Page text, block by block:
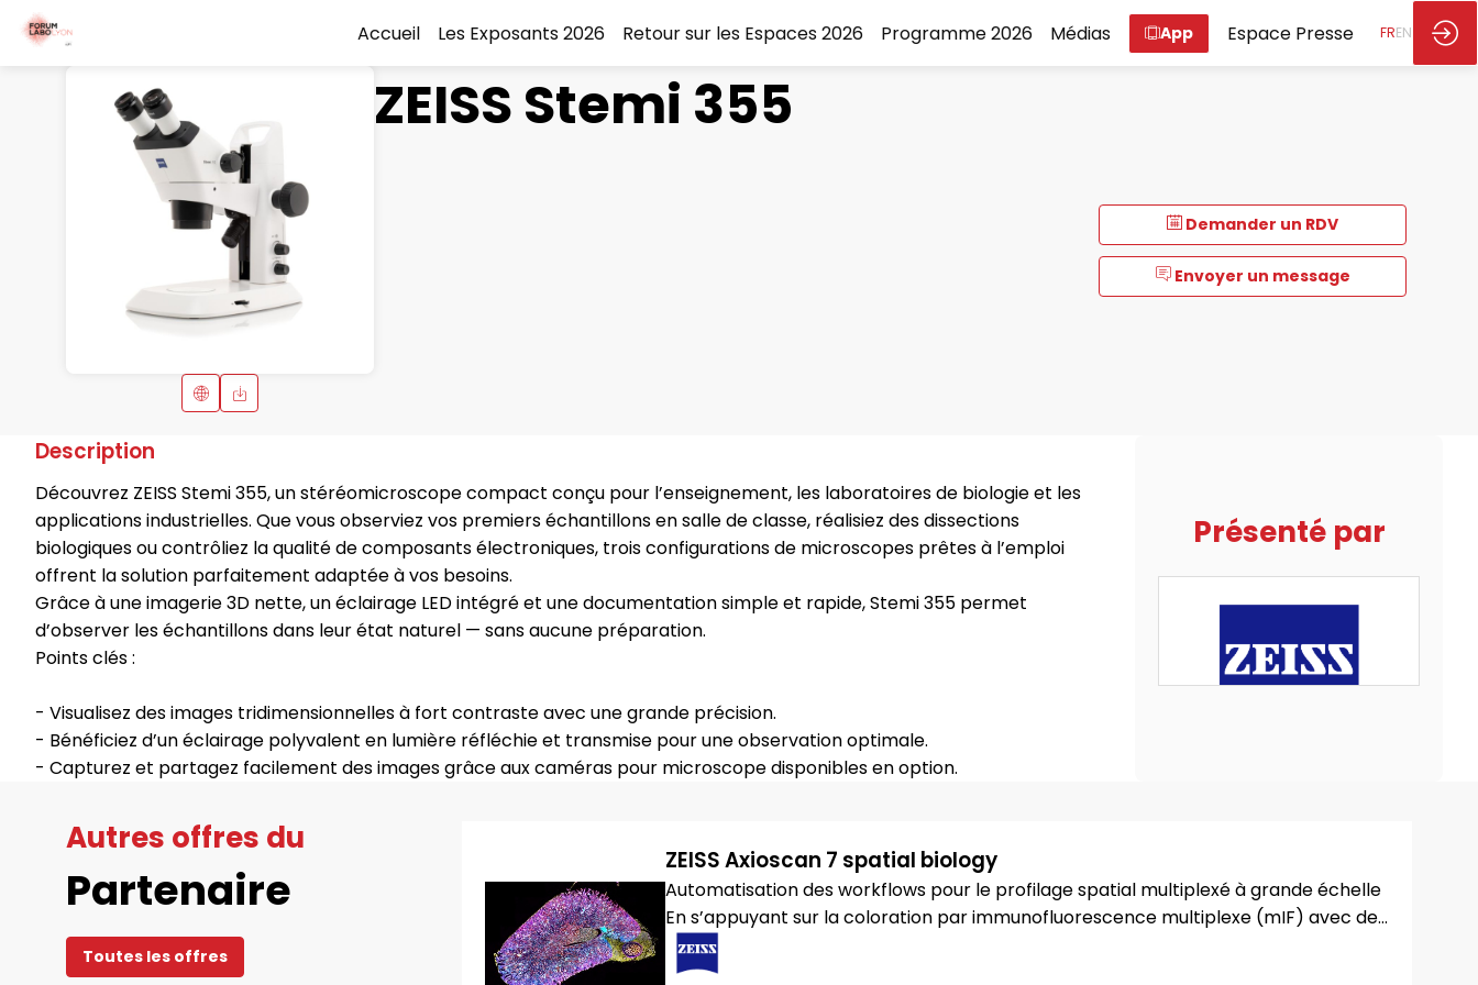
Accueil Les Exposants 2026 Retour sur les Espaces 2026 Programme 2026 Médias App Espace Presse FREN
Demander un RDV
Envoyer un message
ZEISS Stemi 355
Description
Découvrez ZEISS Stemi 355, un stéréomicroscope compact conçu pour l’enseignement, les laboratoires de biologie et les
applications industrielles. Que vous observiez vos premiers échantillons en salle de classe, réalisiez des dissections
biologiques ou contrôliez la qualité de composants électroniques, trois configurations de microscopes prêtes à l’emploi
offrent la solution parfaitement adaptée à vos besoins.
Grâce à une imagerie 3D nette, un éclairage LED intégré et une documentation simple et rapide, Stemi 355 permet
d’observer les échantillons dans leur état naturel — sans aucune préparation.
Points clés :
- Visualisez des images tridimensionnelles à fort contraste avec une grande précision.
- Bénéficiez d’un éclairage polyvalent en lumière réfléchie et transmise pour une observation optimale.
- Capturez et partagez facilement des images grâce aux caméras pour microscope disponibles en option.
Présenté par
Autres offres du
Partenaire
Toutes les offres
ZEISS Axioscan 7 spatial biology
Automatisation des workflows pour le profilage spatial multiplexé à grande échelle
En s’appuyant sur la coloration par immunofluorescence multiplexe (mIF) avec de...